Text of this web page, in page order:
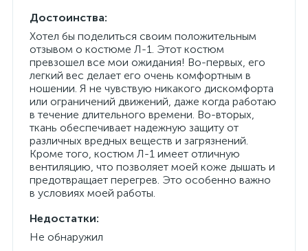
Достоинства:
Хотел бы поделиться своим положительным
отзывом о костюме Л-1. Этот костюм
превзошел все мои ожидания! Во-первых, его
легкий вес делает его очень комфортным в
ношении. Я не чувствую никакого дискомфорта
или ограничений движений, даже когда работаю
в течение длительного времени. Во-вторых,
ткань обеспечивает надежную защиту от
различных вредных веществ и загрязнений.
Кроме того, костюм Л-1 имеет отличную
вентиляцию, что позволяет моей коже дышать и
предотвращает перегрев. Это особенно важно
в условиях моей работы.
Недостатки:
Не обнаружил